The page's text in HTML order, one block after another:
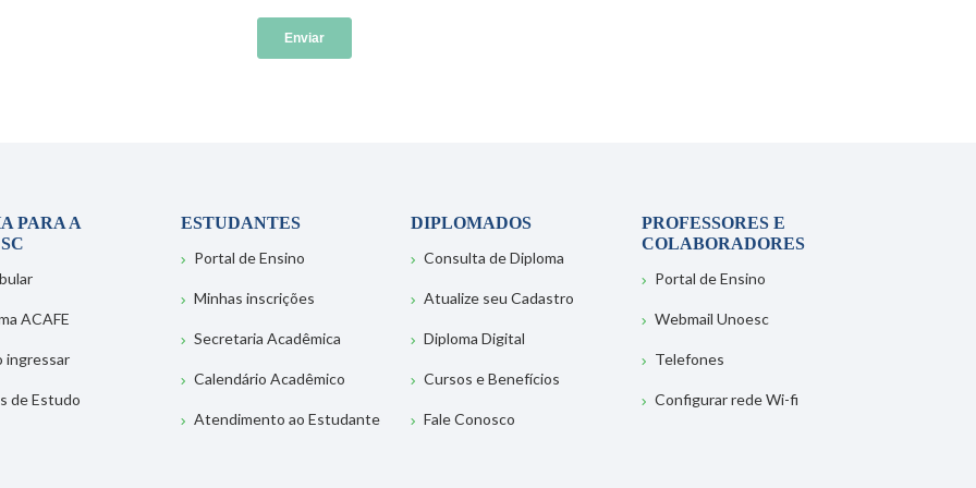
PARA A
ACAFE
ingressar
de Estudo
ESTUDANTES
Portal de Ensino
Minhas inscrições
Secretaria Acadêmica
Calendário Acadêmico
Atendimento ao Estudante
DIPLOMADOS
Consulta de Diploma
Atualize seu Cadastro
Diploma Digital
Cursos e Benefícios
Fale Conosco
PROFESSORES E
COLABORADORES
Portal de Ensino
Webmail Unoesc
Telefones
Configurar rede Wi-fi